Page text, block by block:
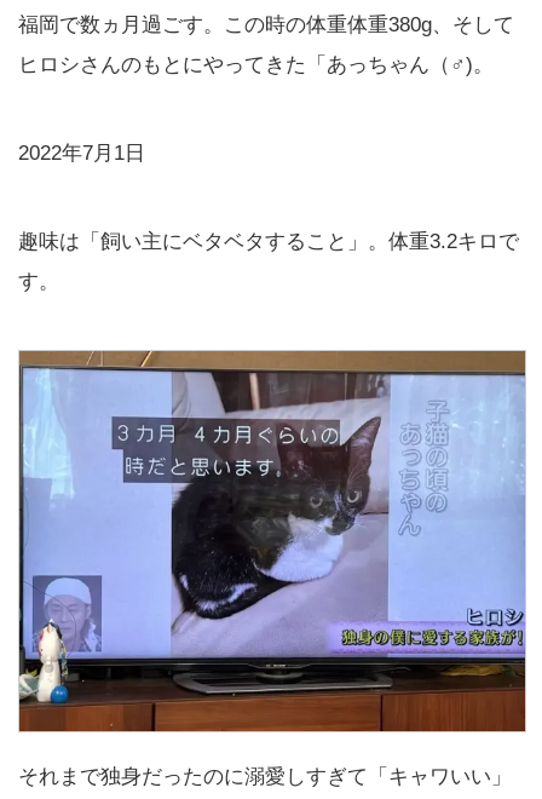
福岡で数ヵ月過ごす。この時の体重体重380g、そして
ヒロシさんのもとにやってきた「あっちゃん（♂)。
2022年7月1日
趣味は「飼い主にベタベタすること」。体重3.2キロで
す。
それまで独身だったのに溺愛しすぎて「キャワいい」